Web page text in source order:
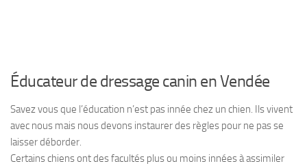
Éducateur de dressage canin en Vendée
Savez vous que l’éducation n’est pas innée chez un chien. Ils vivent
avec nous mais nous devons instaurer des règles pour ne pas se
laisser déborder.
Certains chiens ont des facultés plus ou moins innées à assimiler